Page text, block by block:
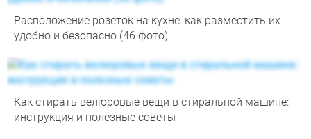
Расположение розеток на кухне: как разместить их
удобно и безопасно (46 фото)
Как стирать велюровые вещи в стиральной машине:
инструкция и полезные советы